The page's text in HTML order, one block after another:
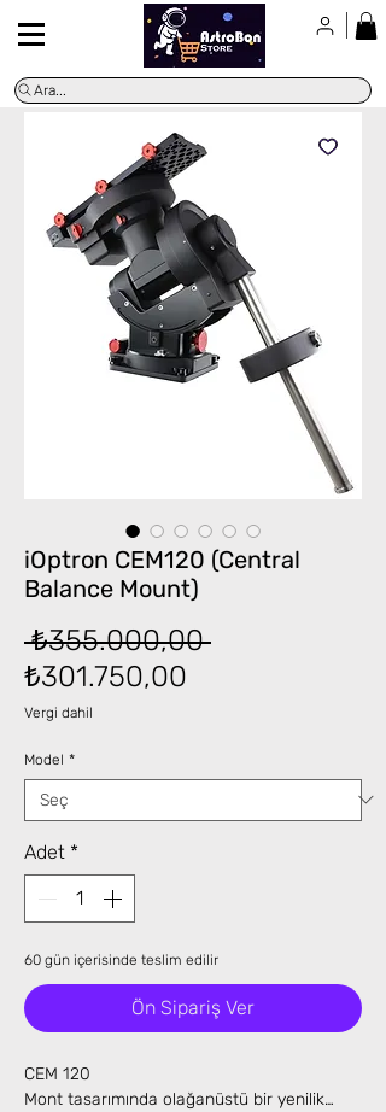
Ara...
iOptron CEM120 (Central
Balance Mount)
₺355.000,00 Normal
₺301.750,00
Vergi dahil
Model *
Adet *
60 gün içerisinde teslim edilir
Ön Sipariş Ver
CEM 120
Mont tasarımında olağanüstü bir yenilik…